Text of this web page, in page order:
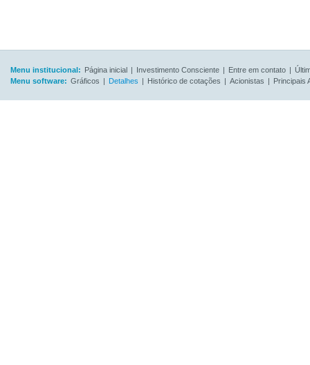
Menu institucional: Página inicial | Investimento Consciente | Entre em contato |
Menu software: Gráficos | Detalhes | Histórico de cotações | Acionistas | Principais